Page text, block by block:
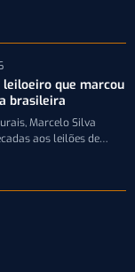
que marcou
brasileira
Marcelo Silva
aos leilões de